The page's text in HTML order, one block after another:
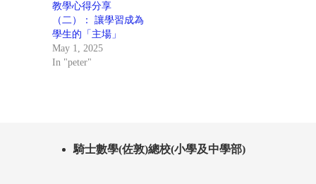
教學心得分享
（二）： 讓學習成為
學生的「主場」
May 1, 2025
In "peter"
騎士數學(佐敦)總校(小學及中學部)